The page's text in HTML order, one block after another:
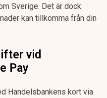
Sverige. Det är dock
kan tillkomma från din
vid
Pay
Handelsbankens kort via